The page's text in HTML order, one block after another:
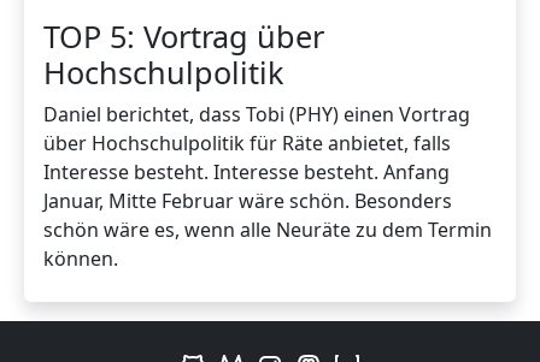
TOP 5: Vortrag über
Hochschulpolitik
Daniel berichtet, dass Tobi (PHY) einen Vortrag
über Hochschulpolitik für Räte anbietet, falls
Interesse besteht. Interesse besteht. Anfang
Januar, Mitte Februar wäre schön. Besonders
schön wäre es, wenn alle Neuräte zu dem Termin
können.